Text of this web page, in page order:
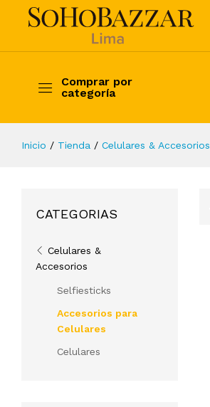
Comprar por
categoría
Personal
Inicio / Tienda / Celulares & Accesorios
CATEGORIAS
Celulares &
Accesorios
Selfiesticks
Accesorios para
Celulares
Celulares